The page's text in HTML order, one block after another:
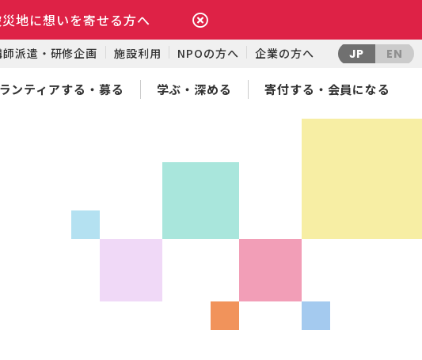
地に想いを寄せる方へ
師派遣・研修企画 施設利用 NPOの方へ 企業の方へ JP EN
ンティアする・募る 学ぶ・深める 寄付する・会員になる